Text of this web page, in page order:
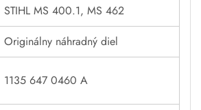
STIHL MS 400.1, MS 462
Originálny náhradný diel
1135 647 0460 A